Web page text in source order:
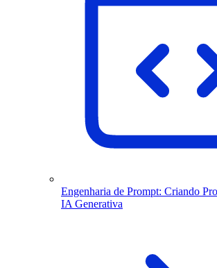
Engenharia de Prompt: Criando
IA Generativa